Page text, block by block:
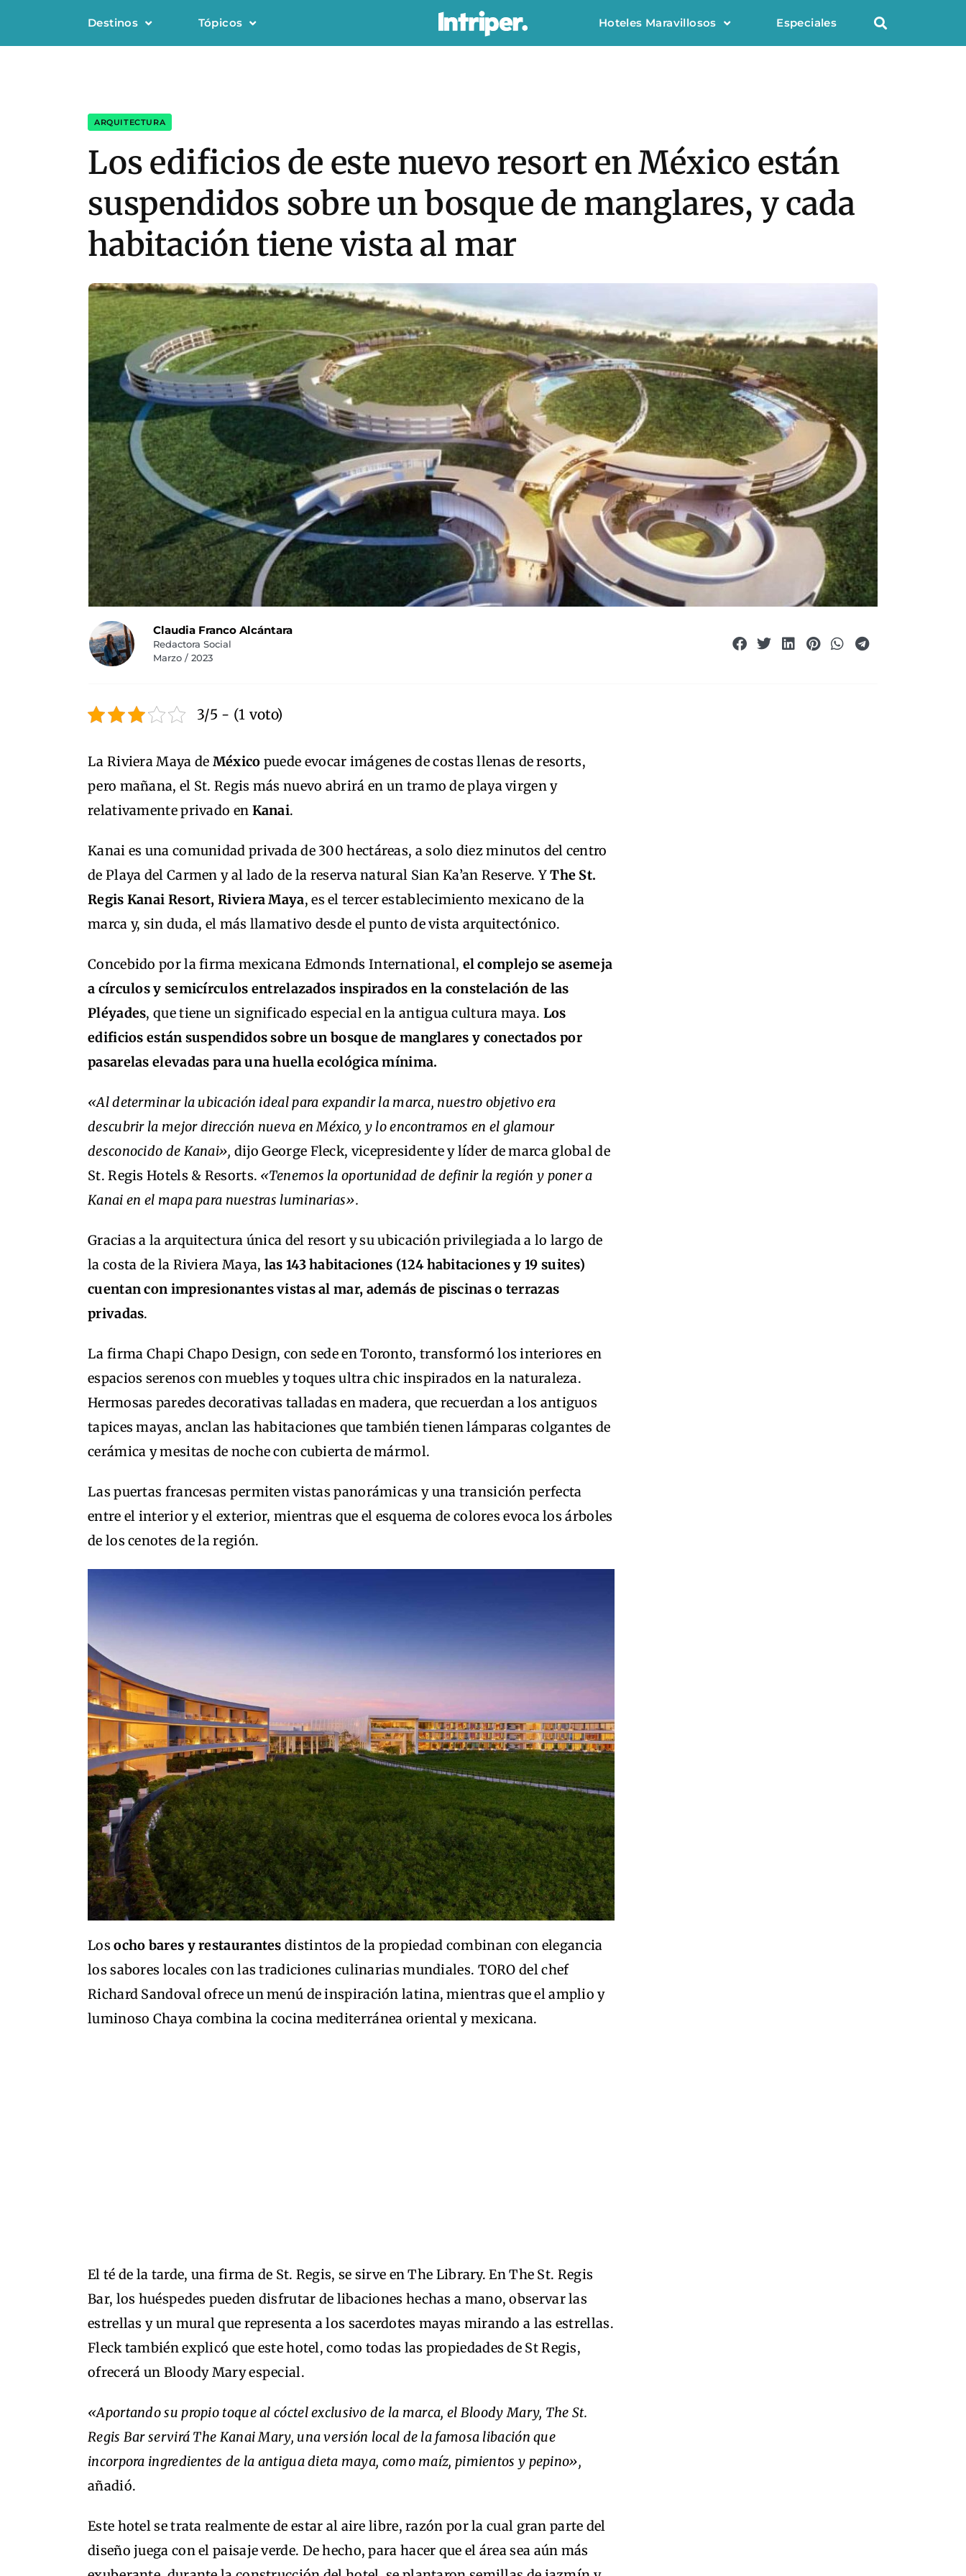
Destinos Tópicos Hoteles Maravillosos Especiales
ARQUITECTURA
Los edificios de este nuevo resort en México están
suspendidos sobre un bosque de manglares, y cada
habitación tiene vista al mar
Claudia Franco Alcántara
Redactora Social
Marzo / 2023
3/5 - (1 voto)
La Riviera Maya de México puede evocar imágenes de costas llenas de resorts,
pero mañana, el St. Regis más nuevo abrirá en un tramo de playa virgen y
relativamente privado en Kanai.
Kanai es una comunidad privada de 300 hectáreas, a solo diez minutos del centro
de Playa del Carmen y al lado de la reserva natural Sian Ka’an Reserve. YThe St.
Regis Kanai Resort, Riviera Maya, es el tercer establecimiento mexicano de la
marca y, sin duda, el más llamativo desde el punto de vista arquitectónico.
Concebido por la firma mexicana Edmonds International, el complejo se asemeja
a círculos y semicírculos entrelazados inspirados en la constelación de las
Pléyades, que tiene un significado especial en la antigua cultura maya. Los
edificios están suspendidos sobre un bosque de manglares y conectados por
pasarelas elevadas para una huella ecológica mínima.
«Al determinar la ubicación ideal para expandir la marca, nuestro objetivo era
descubrir la mejor dirección nueva en México, y lo encontramos en el glamour
desconocido de Kanai», dijo George Fleck, vicepresidente y líder de marca global de
St. Regis Hotels & Resorts. «Tenemos la oportunidad de definir la región y poner a
Kanai en el mapa para nuestras luminarias».
Gracias a la arquitectura única del resort y su ubicación privilegiada a lo largo de
la costa de la Riviera Maya, las 143 habitaciones (124 habitaciones y 19 suites)
cuentan con impresionantes vistas al mar, además de piscinas o terrazas
privadas.
La firma Chapi Chapo Design, con sede en Toronto, transformó los interiores en
espacios serenos con muebles y toques ultra chic inspirados en la naturaleza.
Hermosas paredes decorativas talladas en madera, que recuerdan a los antiguos
tapices mayas, anclan las habitaciones que también tienen lámparas colgantes de
cerámica y mesitas de noche con cubierta de mármol.
Las puertas francesas permiten vistas panorámicas y una transición perfecta
entre el interior y el exterior, mientras que el esquema de colores evoca los árboles
de los cenotes de la región.
Los ocho bares y restaurantes distintos de la propiedad combinan con elegancia
los sabores locales con las tradiciones culinarias mundiales. TORO del chef
Richard Sandoval ofrece un menú de inspiración latina, mientras que el amplio y
luminoso Chaya combina la cocina mediterránea oriental y mexicana.
El té de la tarde, una firma de St. Regis, se sirve en The Library. En The St. Regis
Bar, los huéspedes pueden disfrutar de libaciones hechas a mano, observar las
estrellas y un mural que representa a los sacerdotes mayas mirando a las estrellas.
Fleck también explicó que este hotel, como todas las propiedades de St Regis,
ofrecerá un Bloody Mary especial.
«Aportando su propio toque al cóctel exclusivo de la marca, el Bloody Mary, The St.
Regis Bar servirá The Kanai Mary, una versión local de la famosa libación que
incorpora ingredientes de la antigua dieta maya, como maíz, pimientos y pepino»,
añadió.
Este hotel se trata realmente de estar al aire libre, razón por la cual gran parte del
diseño juega con el paisaje verde. De hecho, para hacer que el área sea aún más